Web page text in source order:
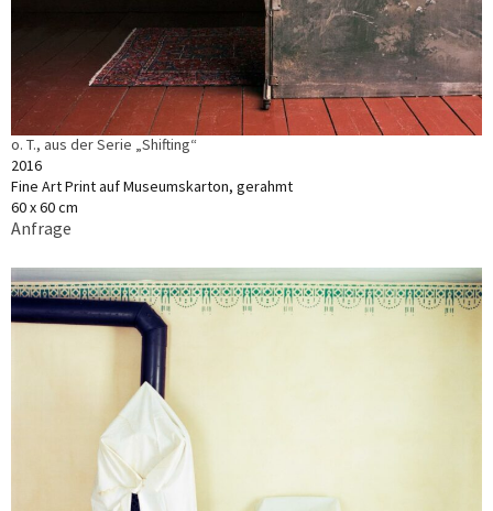
o. T., aus der Serie „Shifting“
2016
Fine Art Print auf Museumskarton, gerahmt
60 x 60 cm
Anfrage